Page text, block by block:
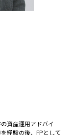
資産運用アドバイ
経験の後、FPとして